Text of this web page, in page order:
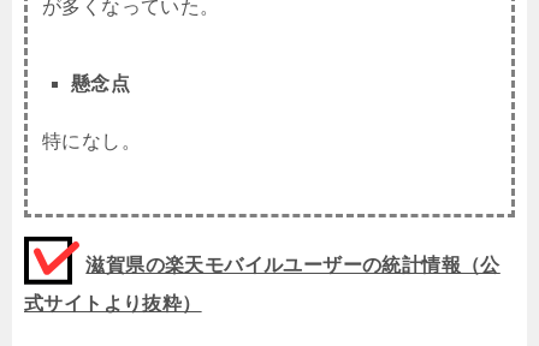
が多くなっていた。
懸念点
特になし。
滋賀県の楽天モバイルユーザーの統計情報（公
式サイトより抜粋）